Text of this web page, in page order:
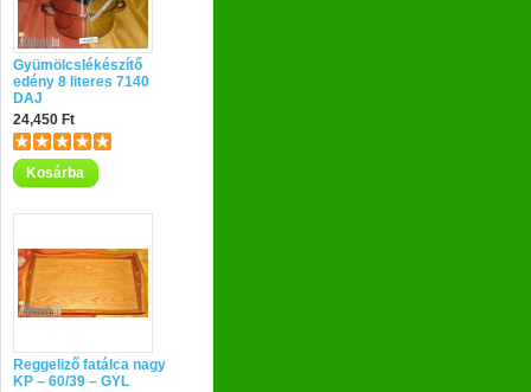
Gyümölcslékészítő
edény 8 literes 7140
DAJ
24,450 Ft
Kosárba
Reggeliző fatálca nagy
KP – 60/39 – GYL